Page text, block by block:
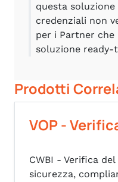
questa
credenziali non
per i Partner che
soluzione ready-
Prodotti
VOP -
CWBI - Verifica
sicurezza,